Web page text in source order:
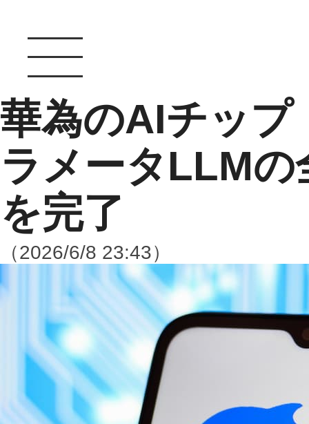
華為のAIチップ
ラメータLLM
を完了
（2026/6/8 23:43）